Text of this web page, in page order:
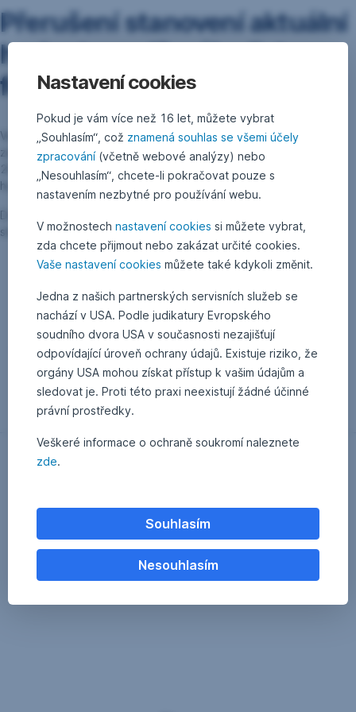
Přerušení stanovení aktuální
hodnoty podílového listu
fondu ERSTE STOCK JAPAN
Ve dnech od 3. 5.2021 do 5. 5. 2021 bude Japonská burza
zavřena z důvodu svátku „Golden Week“. Proto nelze od 4. 5.
2021 do 6. 5. 2021 pro fond ERSTE STOCK JAPAN stanovovat
hodnoty podílových listů.
Další hodnota podílového listu fondu ERSTE STOCK JAPAN opět
stanovena a zveřejněna dne 7. 5. 2021.
Go back
Nastavení cookies
Pokud je vám více než 16 let, můžete vybrat
„Souhlasím“, což znamená souhlas se všemi účely
zpracování(včetně webové analýzy) nebo
„Nesouhlasím“, chcete-li pokračovat pouze s
nastavením nezbytné pro používání webu.
V možnostech nastavení cookies si můžete vybrat,
zda chcete přijmout nebo zakázat určité cookies.
Vaše nastavení cookies můžete také kdykoli změnit.
Jedna z našich partnerských servisních služeb se
nachází v USA. Podle judikatury Evropského
soudního dvora USA v současnosti nezajišťují
odpovídající úroveň ochrany údajů. Existuje riziko, že
orgány USA mohou získat přístup k vašim údajům a
sledovat je. Proti této praxi neexistují žádné účinné
právní prostředky.
Veškeré informace o ochraně soukromí naleznete
zde.
Souhlasím
Nesouhlasím